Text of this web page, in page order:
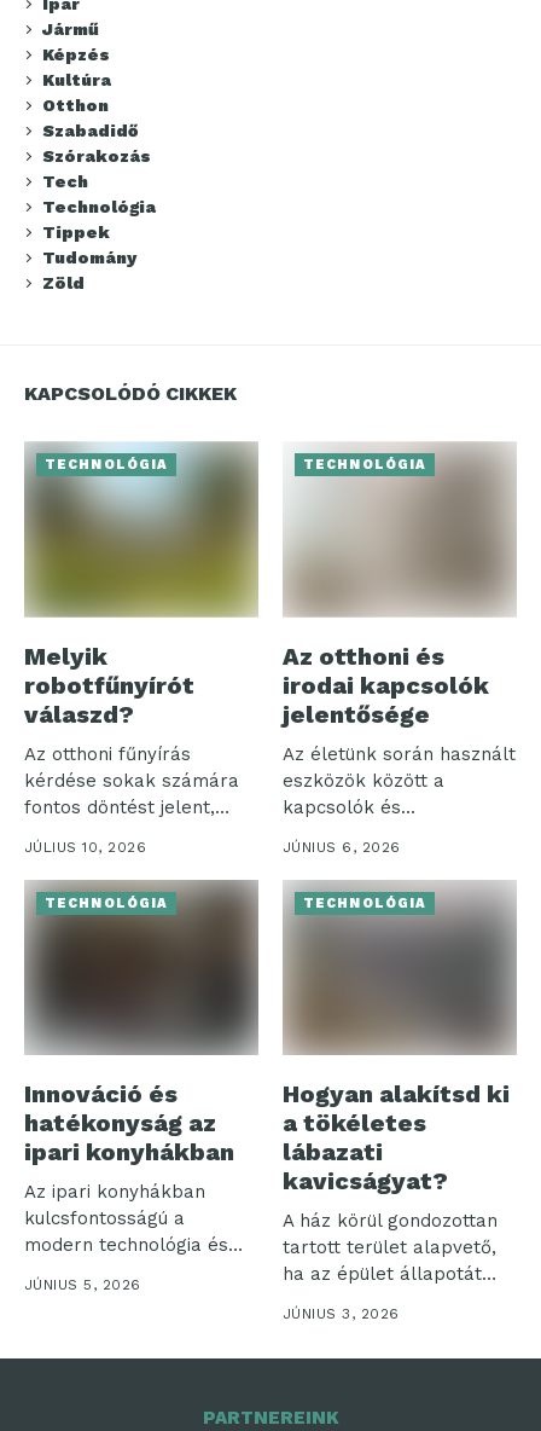
Ipar
Jármű
Képzés
Kultúra
Otthon
Szabadidő
Szórakozás
Tech
Technológia
Tippek
Tudomány
Zöld
KAPCSOLÓDÓ CIKKEK
TECHNOLÓGIA
Melyik
robotfűnyírót
válaszd?
Az otthoni fűnyírás
kérdése sokak számára
fontos döntést jelent,
különösen, amikor a...
JÚLIUS 10, 2026
TECHNOLÓGIA
Az otthoni és
irodai kapcsolók
jelentősége
Az életünk során használt
eszközök között a
kapcsolók és
szerelvények különösen
jelentős...
JÚNIUS 6, 2026
TECHNOLÓGIA
Innováció és
hatékonyság az
ipari konyhákban
Az ipari konyhákban
kulcsfontosságú a
modern technológia és
hatékonyság
összehangolása. Ezek a...
JÚNIUS 5, 2026
TECHNOLÓGIA
Hogyan alakítsd ki
a tökéletes
lábazati
kavicságyat?
A ház körül gondozottan
tartott terület alapvető,
ha az épület állapotát
hosszú...
JÚNIUS 3, 2026
PARTNEREINK